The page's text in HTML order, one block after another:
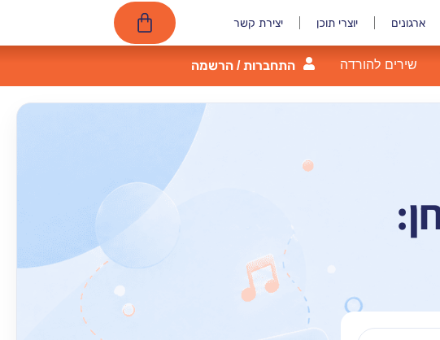
ארגונים יוצרי תוכן יצירת קשר
שירים להורדה התחברות / הרשמה